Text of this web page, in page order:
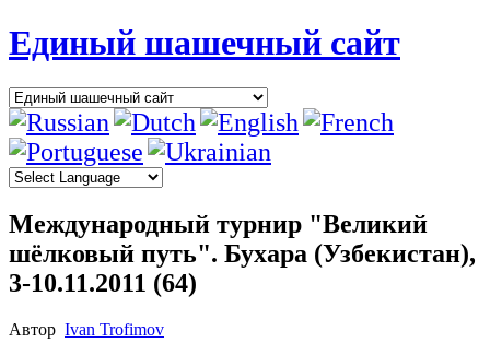
Единый шашечный сайт
Международный турнир "Великий
шёлковый путь". Бухара (Узбекистан),
3-10.11.2011 (64)
Автор Ivan Trofimov